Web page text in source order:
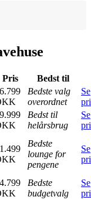
Pris
Bedst til
Bedste valg
overordnet
Se
Bedst til
helårsbrug
Se
Bedste
lounge for
pengene
Se
Bedste
budgetvalg
Se